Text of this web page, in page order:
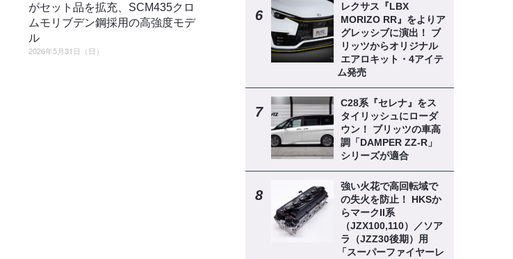
がセット品を拡充、SCM435クロ
ムモリブデン鋼採用の高強度モデ
ル
2026年5月31日（日）
レクサス『LBX
MORIZO RR』をよりア
グレッシブに演出！ ブ
リッツからオリジナル
エアロキット・4アイテ
ム発売
C28系『セレナ』をス
タイリッシュにローダ
ウン！ ブリッツの車高
調「DAMPER ZZ-R」
シリーズが適合
強い火花で高回転域で
の失火を防止！ HKSか
らマークII系
（JZX100,110）／ソア
ラ（JZZ30後期）用
「スーパーファイヤーレ